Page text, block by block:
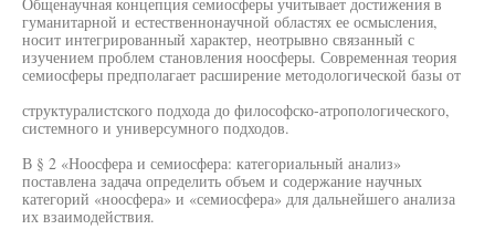
гуманитарной и естественнонаучной областях ее осмысления,
носит интегрированный характер, неотрывно связанный с
изучением проблем становления ноосферы. Современная теория
семиосферы предполагает расширение методологической базы от
структуралистского подхода до философско-атропологического,
системного и универсумного подходов.
В § 2 «Ноосфера и семиосфера: категориальный анализ»
поставлена задача определить объем и содержание научных
категорий «ноосфера» и «семиосфера» для дальнейшего анализа
их взаимодействия.